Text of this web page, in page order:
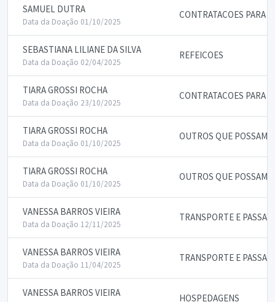
SAMUEL DUTRA
Data da Doação 01/10/2025
CONTRATACOES PARA
SEBASTIANA LILIANE DA SILVA
Data da Doação 02/04/2025
REFEICOES
TIARA GROSSI ROCHA
Data da Doação 23/10/2025
CONTRATACOES PARA
TIARA GROSSI ROCHA
Data da Doação 01/10/2025
OUTROS QUE POSSAM
TIARA GROSSI ROCHA
Data da Doação 01/10/2025
OUTROS QUE POSSAM
VANESSA BARROS VIEIRA
Data da Doação 12/11/2025
TRANSPORTE E
VANESSA BARROS VIEIRA
Data da Doação 11/04/2025
TRANSPORTE E
VANESSA BARROS VIEIRA HOSPEDAGENS